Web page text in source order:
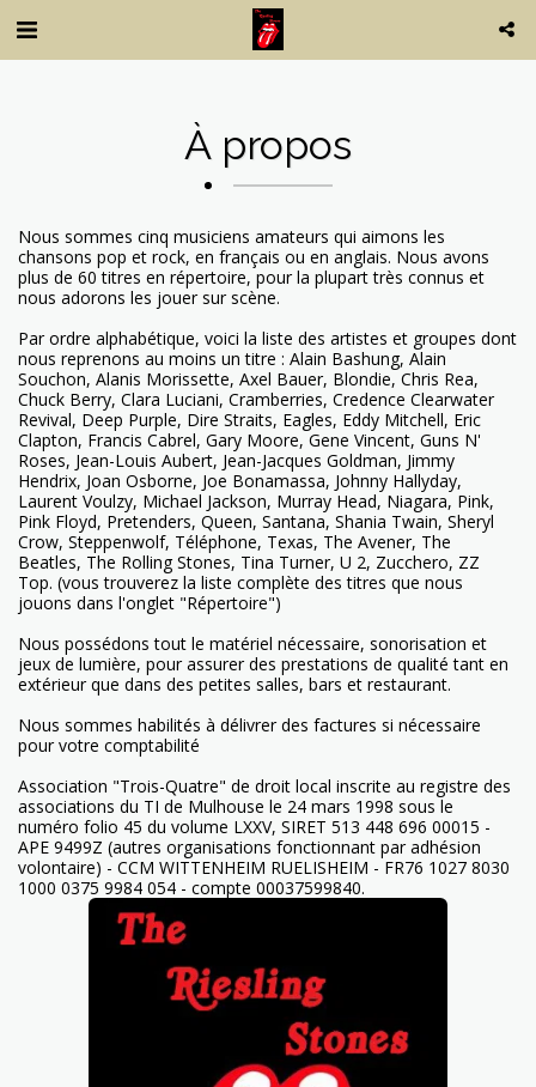
À propos
Nous sommes cinq musiciens amateurs qui aimons les
chansons pop et rock, en français ou en anglais. Nous avons
plus de 60 titres en répertoire, pour la plupart très connus et
nous adorons les jouer sur scène.
Par ordre alphabétique, voici la liste des artistes et groupes dont
nous reprenons au moins un titre : Alain Bashung, Alain
Souchon, Alanis Morissette, Axel Bauer, Blondie, Chris Rea,
Chuck Berry, Clara Luciani, Cramberries, Credence Clearwater
Revival, Deep Purple, Dire Straits, Eagles, Eddy Mitchell, Eric
Clapton, Francis Cabrel, Gary Moore, Gene Vincent, Guns N'
Roses, Jean-Louis Aubert, Jean-Jacques Goldman, Jimmy
Hendrix, Joan Osborne, Joe Bonamassa, Johnny Hallyday,
Laurent Voulzy, Michael Jackson, Murray Head, Niagara, Pink,
Pink Floyd, Pretenders, Queen, Santana, Shania Twain, Sheryl
Crow, Steppenwolf, Téléphone, Texas, The Avener, The
Beatles, The Rolling Stones, Tina Turner, U 2, Zucchero, ZZ
Top. (vous trouverez la liste complète des titres que nous
jouons dans l'onglet "Répertoire")
Nous possédons tout le matériel nécessaire, sonorisation et
jeux de lumière, pour assurer des prestations de qualité tant en
extérieur que dans des petites salles, bars et restaurant.
Nous sommes habilités à délivrer des factures si nécessaire
pour votre comptabilité
Association "Trois-Quatre" de droit local inscrite au registre des
associations du TI de Mulhouse le 24 mars 1998 sous le
numéro folio 45 du volume LXXV, SIRET 513 448 696 00015 -
APE 9499Z (autres organisations fonctionnant par adhésion
volontaire) - CCM WITTENHEIM RUELISHEIM - FR76 1027 8030
1000 0375 9984 054 - compte 00037599840.